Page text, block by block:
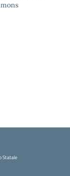
Statale